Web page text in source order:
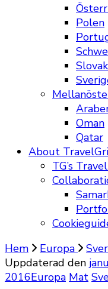
Polen
Oman
Qatar
About
TG’s
Hem
Europa
Uppdaterad den
2016Europa Mat